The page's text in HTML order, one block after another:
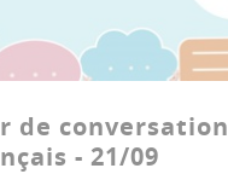
de conversation
- 21/09